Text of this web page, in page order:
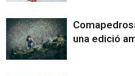
una edició